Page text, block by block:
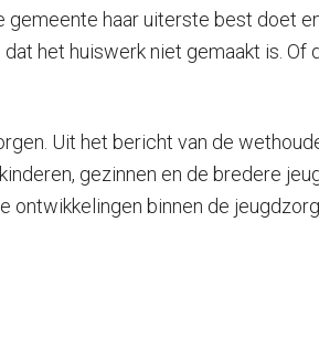
haar uiterste best doet
het huiswerk niet gemaakt is. Of
Uit het bericht van de
gezinnen en de bredere
binnen de